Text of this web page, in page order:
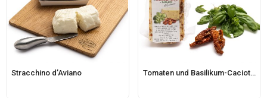
Stracchino d’Aviano Tomaten und Basilikum-Caciotta d’Aviano